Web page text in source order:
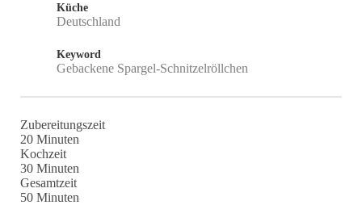
Küche
Deutschland
Keyword
Gebackene Spargel-Schnitzelröllchen
Zubereitungszeit
20Minuten
Minuten
Kochzeit
30Minuten
Minuten
Gesamtzeit
50Minuten
Minuten